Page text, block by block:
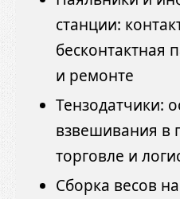
станции:
бесконтактная
и ремонте
Тензодатчики:
взвешивания в
торговле и
Сборка весов